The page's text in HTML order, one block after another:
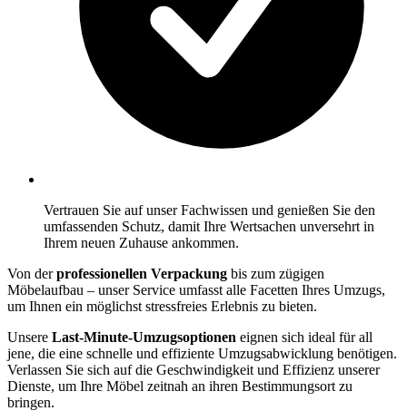
Vertrauen Sie auf unser Fachwissen und genießen Sie den
umfassenden Schutz, damit Ihre Wertsachen unversehrt in
Ihrem neuen Zuhause ankommen.
Von derprofessionellen Verpackung bis zum zügigen
Möbelaufbau – unser Service umfasst alle Facetten Ihres Umzugs,
um Ihnen ein möglichst stressfreies Erlebnis zu bieten.
Unsere Last-Minute-Umzugsoptionen eignen sich ideal für all
jene, die eine schnelle und effiziente Umzugsabwicklung benötigen.
Verlassen Sie sich auf die Geschwindigkeit und Effizienz unserer
Dienste, um Ihre Möbel zeitnah an ihren Bestimmungsort zu
bringen.